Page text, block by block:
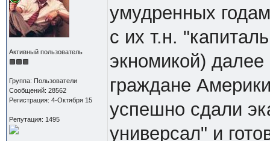
Активный пользователь
Группа: Пользователи
Сообщений: 28562
Регистрация: 4-Октября 15
Репутация: 1495
умудренных
с их т.н.
экномикой) далее
граждане
успешно сдали
универсал" и